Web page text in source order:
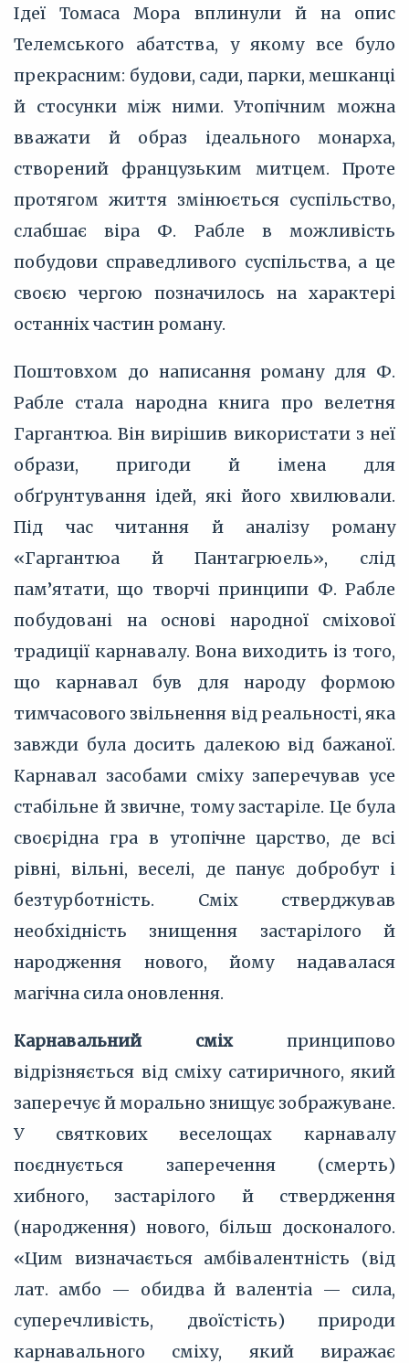
Ідеї Томаса Мора вплинули й на опис
Телемського абатства, у якому все було
прекрасним: будови, сади, парки, мешканці
й стосунки між ними. Утопічним можна
вважати й образ ідеального монарха,
створений французьким митцем. Проте
протягом життя змінюється суспільство,
слабшає віра Ф. Рабле в можливість
побудови справедливого суспільства, а це
своєю чергою позначилось на характері
останніх частин роману.
Поштовхом до написання роману для Ф.
Рабле стала народна книга про велетня
Гаргантюа. Він вирішив використати з неї
образи, пригоди й імена для
обґрунтування ідей, які його хвилювали.
Під час читання й аналізу роману
«Гаргантюа й Пантагрюель», слід
пам’ятати, що творчі принципи Ф. Рабле
побудовані на основі народної сміхової
традиції карнавалу. Вона виходить із того,
що карнавал був для народу формою
тимчасового звільнення від реальності, яка
завжди була досить далекою від бажаної.
Карнавал засобами сміху заперечував усе
стабільне й звичне, тому застаріле. Це була
своєрідна гра в утопічне царство, де всі
рівні, вільні, веселі, де панує добробут і
безтурботність. Сміх стверджував
необхідність знищення застарілого й
народження нового, йому надавалася
магічна сила оновлення.
Карнавальний сміх принципово
відрізняється від сміху сатиричного, який
заперечує й морально знищує зображуване.
У святкових веселощах карнавалу
поєднується заперечення (смерть)
хибного, застарілого й ствердження
(народження) нового, більш досконалого.
«Цим визначається амбівалентність (від
лат. амбо — обидва й валентіа — сила,
суперечливість, двоїстість) природи
карнавального сміху, який виражає